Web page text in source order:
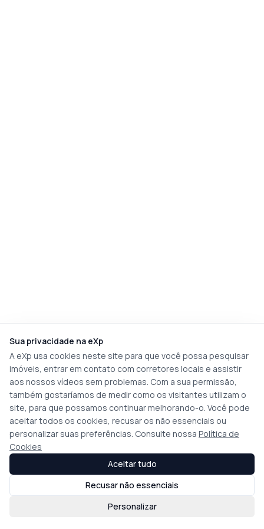
Sua privacidade na eXp
A eXp usa cookies neste site para que você possa pesquisar
imóveis, entrar em contato com corretores locais e assistir
aos nossos vídeos sem problemas. Com a sua permissão,
também gostaríamos de medir como os visitantes utilizam o
site, para que possamos continuar melhorando-o. Você pode
aceitar todos os cookies, recusar os não essenciais ou
personalizar suas preferências. Consulte nossa Política de
Cookies
Personalizar
Recusar não essenciais
Aceitar tudo